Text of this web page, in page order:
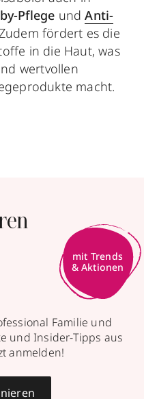
Pflege undAnti-
fördert es die
in die Haut, was
wertvollen
macht.
mit Trends
& Aktionen
Familie und
und Insider-Tipps aus
anmelden!